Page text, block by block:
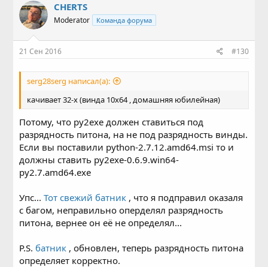
CHERTS
Moderator Команда форума
21 Сен 2016 #130
serg28serg написал(а):
качивает 32-х (винда 10х64 , домашняя юбилейная)
Потому, что py2exe должен ставиться под
разрядность питона, на не под разрядность винды.
Если вы поставили python-2.7.12.amd64.msi то и
должны ставить py2exe-0.6.9.win64-
py2.7.amd64.exe
Упс...Тот свежий батник , что я подправил оказаля
с багом, неправильно оперделял разрядность
питона, вернее он её не определял...
P.S.батник , обновлен, теперь разрядность питона
определяет корректно.